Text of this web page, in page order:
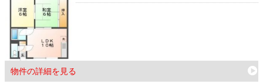
物件の詳細を見る